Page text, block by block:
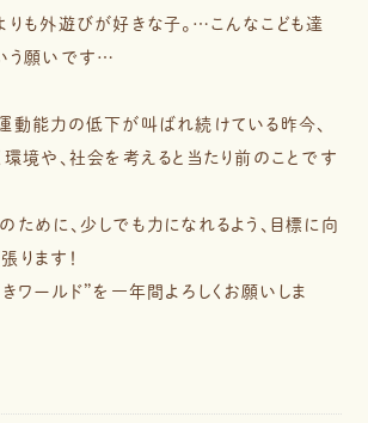
も外遊びが好きな子。…こんなこども達
う願いです…
動能力の低下が叫ばれ続けている昨今、
環境や、社会を考えると当たり前のことです
ために、少しでも力になれるよう、目標に向
ります！
ワールド”を一年間よろしくお願いしま